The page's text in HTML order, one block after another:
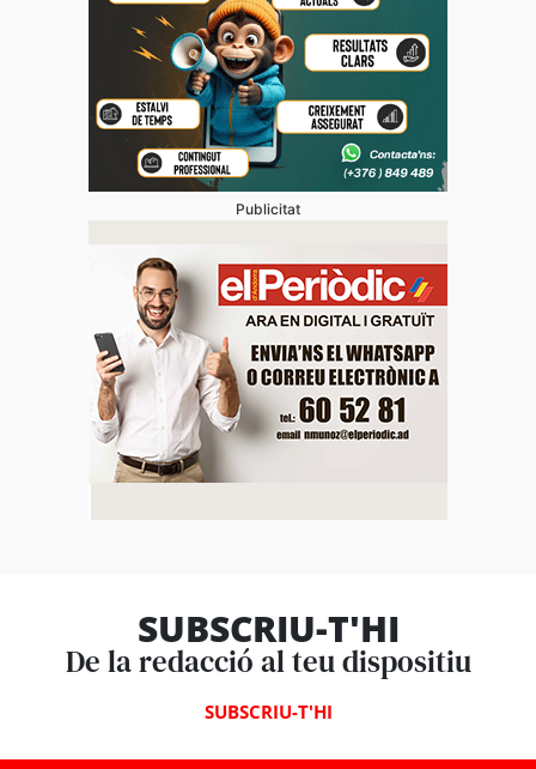
Publicitat
SUBSCRIU-T'HI
De la redacció al teu dispositiu
SUBSCRIU-T'HI